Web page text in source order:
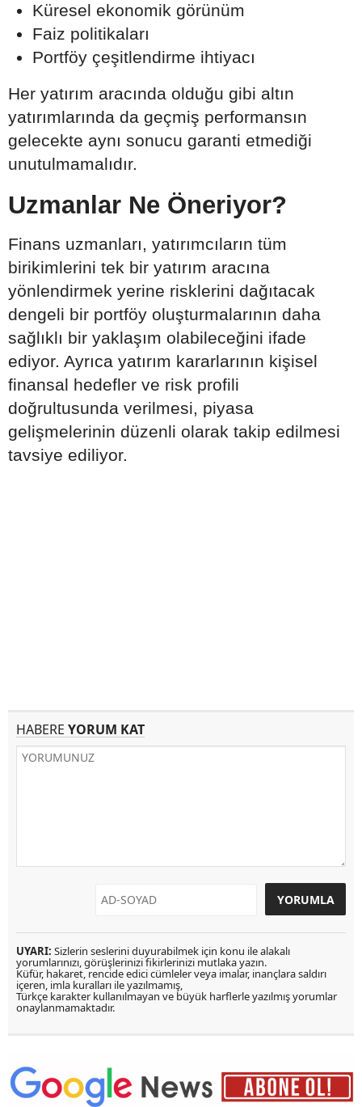
Küresel ekonomik görünüm
Faiz politikaları
Portföy çeşitlendirme ihtiyacı
Her yatırım aracında olduğu gibi altın
yatırımlarında da geçmiş performansın
gelecekte aynı sonucu garanti etmediği
unutulmamalıdır.
Uzmanlar Ne Öneriyor?
Finans uzmanları, yatırımcıların tüm
birikimlerini tek bir yatırım aracına
yönlendirmek yerine risklerini dağıtacak
dengeli bir portföy oluşturmalarının daha
sağlıklı bir yaklaşım olabileceğini ifade
ediyor. Ayrıca yatırım kararlarının kişisel
finansal hedefler ve risk profili
doğrultusunda verilmesi, piyasa
gelişmelerinin düzenli olarak takip edilmesi
tavsiye ediliyor.
HABERE YORUM KAT
UYARI: Sizlerin seslerini duyurabilmek için konu ile alakalı
yorumlarınızı, görüşlerinizi fikirlerinizi mutlaka yazın.
Küfür, hakaret, rencide edici cümleler veya imalar, inançlara saldırı
içeren, imla kuralları ile yazılmamış,
Türkçe karakter kullanılmayan ve büyük harflerle yazılmış yorumlar
onaylanmamaktadır.